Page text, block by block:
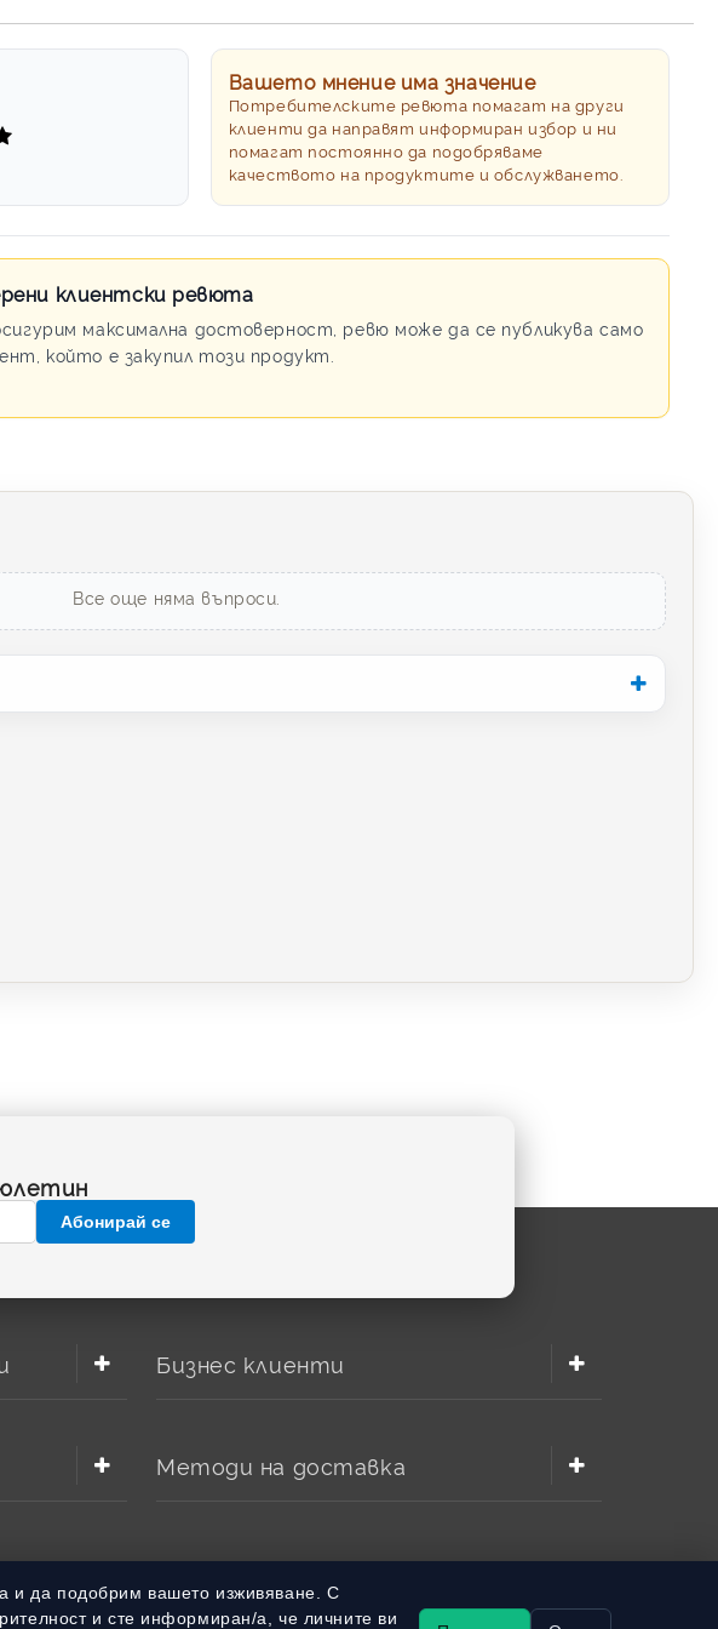
и да подобрим вашето изживяване. С
и сте информиран/а, че личните ви
Вашето мнение има значение
Потребителските ревюта помагат на други
клиенти да направят информиран избор и ни
помагат постоянно да подобряваме
качеството на продуктите и обслужването.
клиентски ревюта
максимална достоверност, ревю може да се публикува само
който е закупил този продукт.
Все още няма въпроси.
Абонирай се
Бизнес клиенти
Методи на доставка